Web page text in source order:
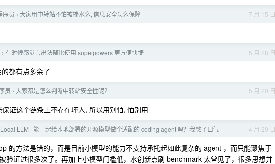
7 月 15 日
序员 › 大家用中转站不怕被掺水么, 信息安全怎么保障
5 月 28 日
› 有时候感觉言出法随比使用 superpowers 更方便快捷
都有点多余了
5 月 20 日
员 › 大家都是怎么判断中转站安全性呢？
证这个链条上不存在坏人, 所以用别怕, 怕别用
4 月 29 日
Local LLM › 能一起给本地部署的开源模型做个适配的 coding agent 吗？我憋了口气
的方法是错的，而是目前小模型的能力不支持承托起如此复杂的 agent ，而只能聚焦于
验证过很多次了。再加上小模型门槛低，水创新点刷 benchmark 太常见了，很多思想并